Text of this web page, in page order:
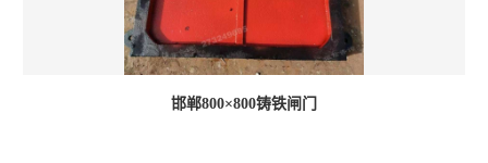
邯郸800×800铸铁闸门